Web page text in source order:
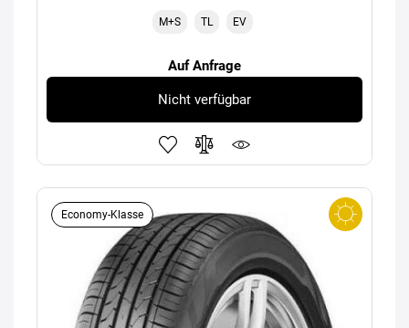
M+S TL EV
Auf Anfrage
Nicht verfügbar
Economy-Klasse